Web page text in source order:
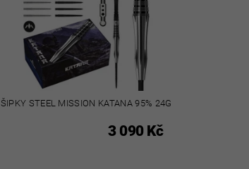
ŠIPKY STEEL MISSION KATANA 95% 24G
3 090 Kč